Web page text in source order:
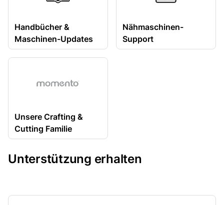
Handbücher &
Maschinen-Updates
Nähmaschinen-
Support
Unsere Crafting &
Cutting Familie
Unterstützung erhalten